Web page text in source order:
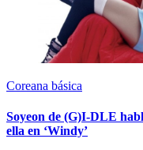
Coreana básica
Soyeon de (G)I-DLE
ella en ‘Windy’